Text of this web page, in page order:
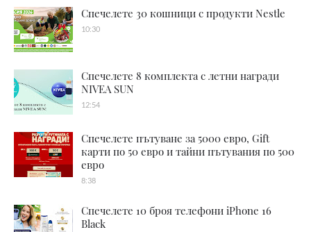
Спечелете 30 кошници с продукти Nestle
10:30
Спечелете 8 комплекта с летни награди
NIVEA SUN
12:54
Спечелете пътуване за 5000 евро, Gift
карти по 50 евро и тайни пътувания по 500
евро
8:38
Спечелете 10 броя телефони iPhone 16
Black